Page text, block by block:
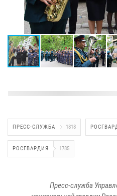
ПРЕСС-СЛУЖБА 1818
РОСГВАРДИЯ 1785
Пресс-служба